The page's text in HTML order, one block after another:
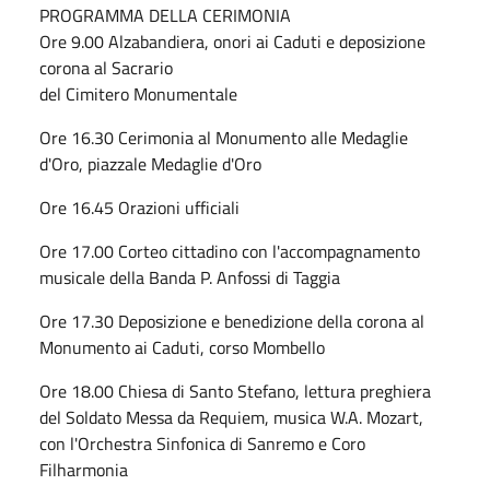
PROGRAMMA DELLA CERIMONIA
Ore 9.00 Alzabandiera, onori ai Caduti e deposizione
corona al Sacrario
del Cimitero Monumentale
Ore 16.30 Cerimonia al Monumento alle Medaglie
d'Oro, piazzale Medaglie d'Oro
Ore 16.45 Orazioni ufficiali
Ore 17.00 Corteo cittadino con l'accompagnamento
musicale della Banda P. Anfossi di Taggia
Ore 17.30 Deposizione e benedizione della corona al
Monumento ai Caduti, corso Mombello
Ore 18.00 Chiesa di Santo Stefano, lettura preghiera
del Soldato Messa da Requiem, musica W.A. Mozart,
con l'Orchestra Sinfonica di Sanremo e Coro
Filharmonia